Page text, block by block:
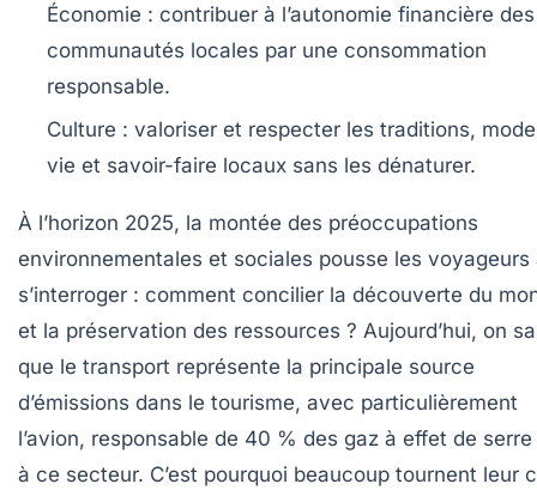
Économie : contribuer à l’autonomie financière des
communautés locales par une consommation
responsable.
Culture : valoriser et respecter les traditions,
vie et savoir-faire locaux sans les dénaturer.
À l’horizon 2025, la montée des préoccupations
environnementales et sociales pousse les voyageurs
s’interroger : comment concilier la découverte du
et la préservation des ressources ? Aujourd’hui, on
que le transport représente la principale source
d’émissions dans le tourisme, avec particulièrement
l’avion, responsable de 40 % des gaz à effet de serre
à ce secteur. C’est pourquoi beaucoup tournent leur